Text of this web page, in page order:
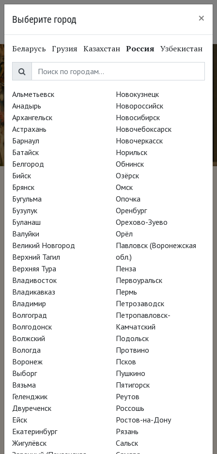
Босх: Сад сновидений
Режиссёр Хосе Луис Лопес-Линарес
К 500-летию с года смерти Иеронима Босха
всемирно известный Музей Прадо в
Мадриде заказал режиссёру Хосе Луису
Лопес-Линаресу фильм о бесспорном
шедевре из музейного собрания – триптихе
«Сад земных наслаждений». Бесчисленные
тайны, спрятанные в этом произведении, в
фильме разгадывают искусствоведы и
писатели, музыканты и философы. В
фантазийном мире, созданном художником,
«Сад земных наслаждений» занимает
особое место: это образ целого
мироздания, ведь на разных створках
изображены и создание Богом мира и
человека, и земные удовольствия, и
Выберите город ×
Беларусь Грузия Казахстан Россия Узбекистан
Альметьевск
Анадырь
Архангельск
Астрахань
Барнаул
Батайск
Белгород
Бийск
Брянск
Бугульма
Бузулук
Буланаш
Валуйки
Великий Новгород
Верхний Тагил
Верхняя Тура
Владивосток
Владикавказ
Владимир
Волгоград
Волгодонск
Волжский
Вологда
Воронеж
Выборг
Вязьма
Геленджик
Двуреченск
Ейск
Екатеринбург
Жигулёвск
Новокузнецк
Новороссийск
Новосибирск
Новочебоксарск
Новочеркасск
Норильск
Обнинск
Озёрск
Омск
Опочка
Оренбург
Орехово-Зуево
Орёл
Павловск (Воронежская
обл.)
Пенза
Первоуральск
Пермь
Петрозаводск
Петропавловск-
Камчатский
Подольск
Протвино
Псков
Пушкино
Пятигорск
Реутов
Россошь
Ростов-на-Дону
Рязань
Сальск